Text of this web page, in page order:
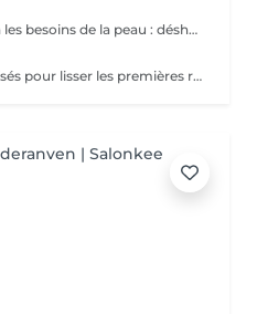
Trois soins personnalisés selon les besoins de la peau : déshydratée (HYDRALESSENCE), dénutrie, sèche à très sèche (NUTRILESSENCE) ou sensible, avec rougeurs (CALMESSENCE)
Trois soins anti-âge personnalisés pour lisser les premières rides (ELASTINE), combler les rides profondes (TIME RESIST), ou raffermir l'ovale du visage (OPTIMIZER)